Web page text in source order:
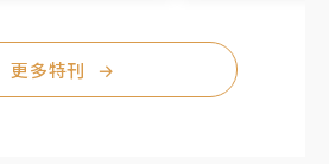
更多特刊 →